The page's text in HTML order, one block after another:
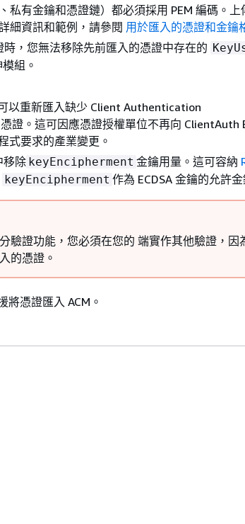
私有金鑰和憑證鏈）都必須採用 PEM 編碼。上
細資訊和範例，請參閱 用於匯入的憑證和金鑰
，您無法移除先前匯入的憑證中存在的
組。
以重新匯入缺少 Client Authentication
證。這可因應憑證授權單位不再向 ClientAuth
式要求的產業變更。
移除 keyEncipherment 金鑰用量。這可容納
keyEncipherment 作為 ECDSA 金鑰的允許
驗證功能，您必須在您的 端實作其他驗證，因
的憑證。
將憑證匯入 ACM。